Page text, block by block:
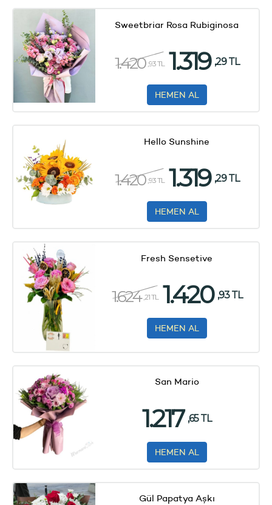
Sweetbriar Rosa Rubiginosa
1.420 ,93 TL 1.319 ,29 TL
HEMEN AL
Hello Sunshine
1.420 ,93 TL 1.319 ,29 TL
HEMEN AL
Fresh Sensetive
1.624 ,21 TL 1.420 ,93 TL
HEMEN AL
San Mario
1.217 ,65 TL
HEMEN AL
Gül Papatya Aşkı